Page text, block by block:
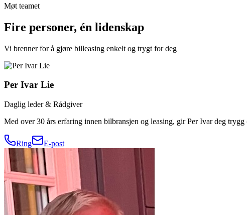
Møt teamet
Fire personer, én lidenskap
Vi brenner for å gjøre billeasing enkelt og trygt for deg
Per Ivar Lie
Daglig leder & Rådgiver
Med over 30 års erfaring innen bilbransjen og leasing, gir Per Ivar deg
Ring E-post